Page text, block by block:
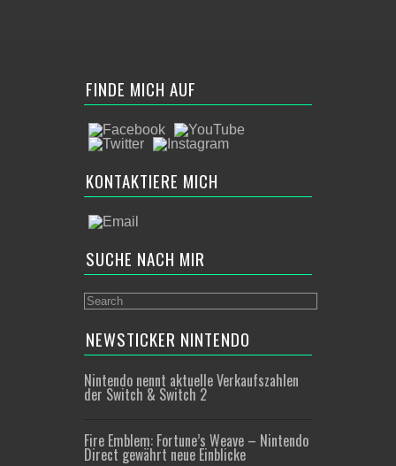
FINDE MICH AUF
KONTAKTIERE MICH
SUCHE NACH MIR
NEWSTICKER NINTENDO
Nintendo nennt aktuelle Verkaufszahlen
der Switch & Switch 2
Fire Emblem: Fortune’s Weave – Nintendo
Direct gewährt neue Einblicke